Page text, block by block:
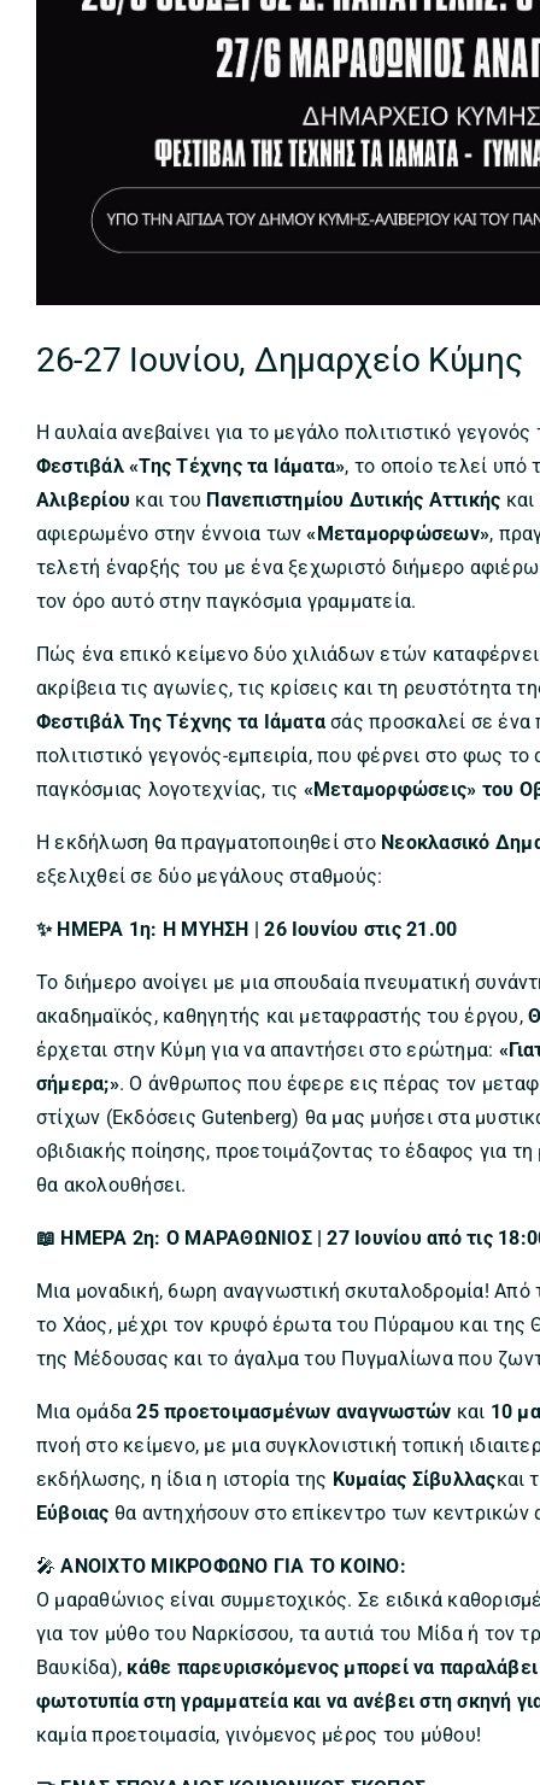
26-27 Ιουνίου, Δημαρχείο Κύμης
Η αυλαία ανεβαίνει για το μεγάλο πολιτιστικό
Φεστιβάλ «Της Τέχνης τα Ιάματα», το οποίο τελεί υπό
Αλιβερίου και του Πανεπιστημίου Δυτικής Αττικής
αφιερωμένο στην έννοια των«Μεταμορφώσεων»,
τελετή έναρξής του με ένα ξεχωριστό διήμερο
τον όρο αυτό στην παγκόσμια γραμματεία.
Πώς ένα επικό κείμενο δύο χιλιάδων ετών
ακρίβεια τις αγωνίες, τις κρίσεις και τη ρευστότητα
Φεστιβάλ Της Τέχνης τα Ιάματασάς προσκαλεί σε
πολιτιστικό γεγονός-εμπειρία, που φέρνει στο φως το
παγκόσμιας λογοτεχνίας, τις «Μεταμορφώσεις» του
Η εκδήλωση θα πραγματοποιηθεί στο Νεοκλασικό
εξελιχθεί σε δύο μεγάλους σταθμούς:
✨ ΗΜΕΡΑ 1η: Η ΜΥΗΣΗ | 26 Ιουνίου στις 21.00
Το διήμερο ανοίγει με μια σπουδαία πνευματική
ακαδημαϊκός, καθηγητής και μεταφραστής του έργου,
έρχεται στην Κύμη για να απαντήσει στο ερώτημα:
σήμερα;». Ο άνθρωπος που έφερε εις πέρας τον
στίχων (Εκδόσεις Gutenberg) θα μας μυήσει στα
οβιδιακής ποίησης, προετοιμάζοντας το έδαφος για
θα ακολουθήσει.
📖 ΗΜΕΡΑ 2η: Ο ΜΑΡΑΘΩΝΙΟΣ | 27 Ιουνίου από τις
Μια μοναδική, 6ωρη αναγνωστική σκυταλοδρομία! Από
το Χάος, μέχρι τον κρυφό έρωτα του Πύραμου και της
της Μέδουσας και το άγαλμα του Πυγμαλίωνα που
Μια ομάδα25 προετοιμασμένων αναγνωστών και 10
πνοή στο κείμενο, με μια συγκλονιστική τοπική
εκδήλωσης, η ίδια η ιστορία της Κυμαίας Σίβυλλαςκαι
Εύβοιας θα αντηχήσουν στο επίκεντρο των
🎤ΑΝΟΙΧΤΟ ΜΙΚΡΟΦΩΝΟ ΓΙΑ ΤΟ ΚΟΙΝΟ:
Ο μαραθώνιος είναι συμμετοχικός. Σε ειδικά
για τον μύθο του Ναρκίσσου, τα αυτιά του Μίδα ή τον
Βαυκίδα), κάθε παρευρισκόμενος μπορεί να
φωτοτυπία στη γραμματεία και να ανέβει στη σκηνή
καμία προετοιμασία, γινόμενος μέρος του μύθου!